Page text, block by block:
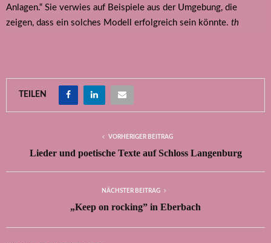
Anlagen.“ Sie verwies auf Beispiele aus der Umgebung, die
zeigen, dass ein solches Modell erfolgreich sein könnte. th
TEILEN
VORHERIGER BEITRAG
Lieder und poetische Texte auf Schloss Langenburg
NÄCHSTER BEITRAG
„Keep on rocking” in Eberbach